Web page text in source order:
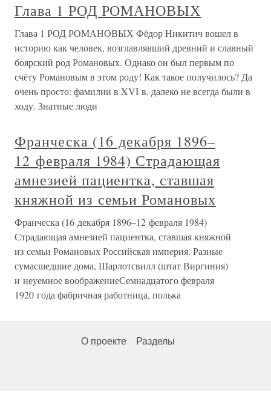
Глава 1 РОД РОМАНОВЫХ
Глава 1 РОД РОМАНОВЫХ Фёдор Никитич вошел в
историю как человек, возглавлявший древний и славный
боярский род Романовых. Однако он был первым по
счёту Романовым в этом роду! Как такое получилось? Да
очень просто: фамилии в XVI в. далеко не всегда были в
ходу. Знатные люди
Франческа (16 декабря 1896–
12 февраля 1984) Страдающая
амнезией пациентка, ставшая
княжной из семьи Романовых
Франческа (16 декабря 1896–12 февраля 1984)
Страдающая амнезией пациентка, ставшая княжной
из семьи Романовых Российская империя. Разные
сумасшедшие дома, Шарлотсвилл (штат Виргиния)
и неуемное воображениеСемнадцатого февраля
1920 года фабричная работница, полька
О проекте Разделы